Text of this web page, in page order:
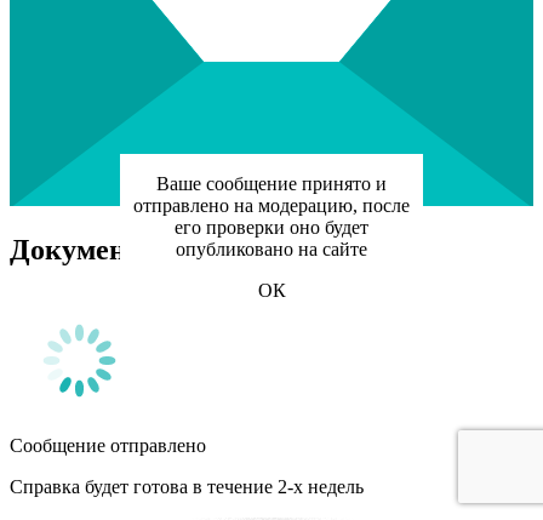
Ваше сообщение принято и
отправлено на модерацию, после
его проверки оно будет
опубликовано на сайте
ОК
Документы для налоговой
Сообщение отправлено
Справка будет готова в течение 2-х недель